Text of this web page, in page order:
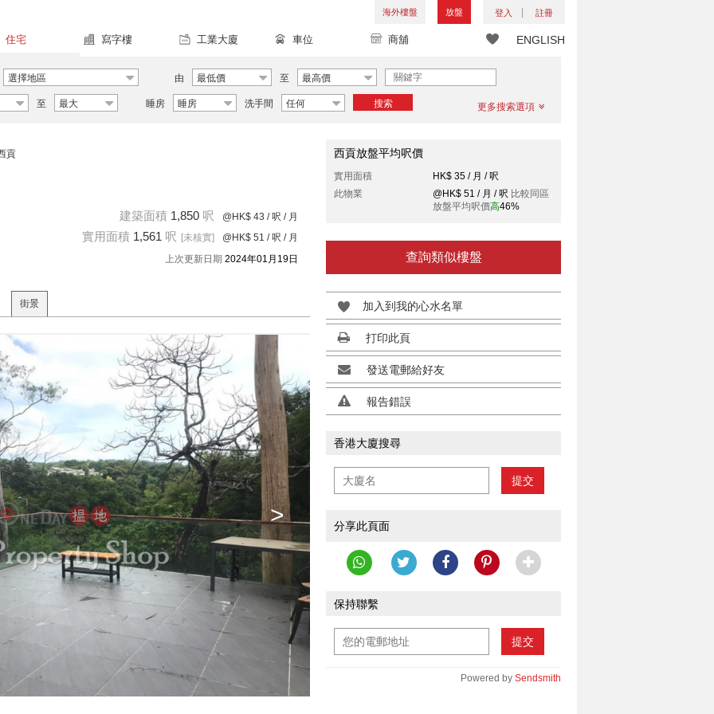
海外樓盤 放盤 登入 註冊
ENGLISH
住宅 寫字樓 工業大廈 車位 商舖
選擇地區 由 最低價 至 最高價
至 最大 睡房 睡房 洗手間 任何 搜索 更多搜索選項
貢
建築面積 1,850 呎 @HK$ 43 / 呎 / 月
實用面積 1,561 呎 [未核實] @HK$ 51 / 呎 / 月
上次更新日期 2024年01月19日
街景
>
西貢放盤平均呎價
實用面積
HK$ 35 / 月 / 呎
此物業
@HK$ 51 / 月 / 呎 比較同區
放盤平均呎價高46%
查詢類似樓盤
加入到我的心水名單
打印此頁
發送電郵給好友
報告錯誤
香港大廈搜尋
提交
分享此頁面
保持聯繫
提交
Powered by Sendsmith